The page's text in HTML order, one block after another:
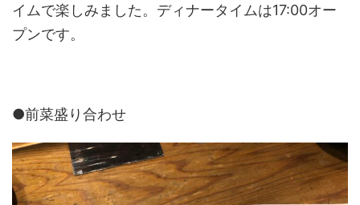
イムで楽しみました。ディナータイムは17:00オー
プンです。
●前菜盛り合わせ